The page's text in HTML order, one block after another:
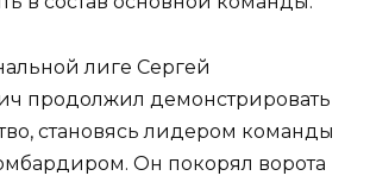
лиге Сергей
продолжил демонстрировать
становясь лидером команды
Он покорял ворота